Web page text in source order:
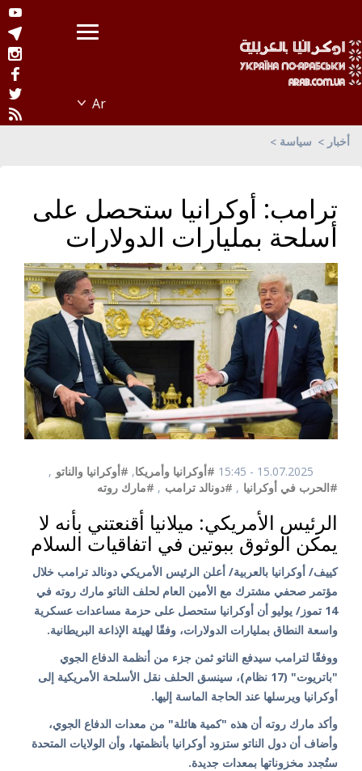
أخبار سياسة
ترامب: أوكرانيا ستحصل على
أسلحة بمليارات الدولارات
15.07.2025 - 15:45 #أوكرانيا وأمريكا, #أوكرانيا والناتو ,
#الحرب في أوكرانيا , #دونالد ترامب , #مارك روته
الرئيس الأمريكي: ميلانيا أقنعتني بأنه لا
يمكن الوثوق ببوتين في اتفاقيات السلام
كييف/ أوكرانيا بالعربية/ أعلن الرئيس الأمريكي دونالد ترامب خلال
مؤتمر صحفي مشترك مع الأمين العام لحلف الناتو مارك روته في
14 تموز/ يوليو أن أوكرانيا ستحصل على حزمة مساعدات عسكرية
واسعة النطاق بمليارات الدولارات، وفقًا لهيئة الإذاعة البريطانية.
ووفقًا لترامب سيدفع الناتو ثمن جزء من أنظمة الدفاع الجوي
"باتريوت" (17 نظام)، سينسق الحلف نقل الأسلحة الأمريكية إلى
أوكرانيا ويرسلها عند الحاجة الماسة إليها.
وأكد مارك روته أن هذه "كمية هائلة" من معدات الدفاع الجوي،
وأضاف أن دول الناتو ستزود أوكرانيا بأنظمتها، وأن الولايات المتحدة
ستُجدد مخزوناتها بمعدات جديدة.